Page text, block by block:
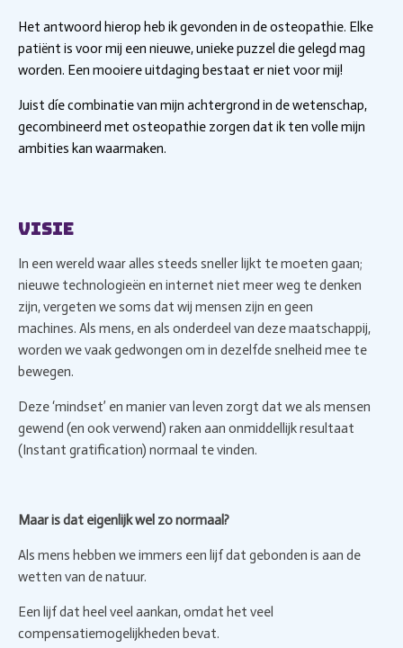
Het antwoord hierop heb ik gevonden in de osteopathie. Elke
patiënt is voor mij een nieuwe, unieke puzzel die gelegd mag
worden. Een mooiere uitdaging bestaat er niet voor mij!
Juist díe combinatie van mijn achtergrond in de wetenschap,
gecombineerd met osteopathie zorgen dat ik ten volle mijn
ambities kan waarmaken.
Visie
In een wereld waar alles steeds sneller lijkt te moeten gaan;
nieuwe technologieën en internet niet meer weg te denken
zijn, vergeten we soms dat wij mensen zijn en geen
machines. Als mens, en als onderdeel van deze maatschappij,
worden we vaak gedwongen om in dezelfde snelheid mee te
bewegen.
Deze ‘mindset’ en manier van leven zorgt dat we als mensen
gewend (en ook verwend) raken aan onmiddellijk resultaat
(Instant gratification) normaal te vinden.
Maar is dat eigenlijk wel zo normaal?
Als mens hebben we immers een lijf dat gebonden is aan de
wetten van de natuur.
Een lijf dat heel veel aankan, omdat het veel
compensatiemogelijkheden bevat.